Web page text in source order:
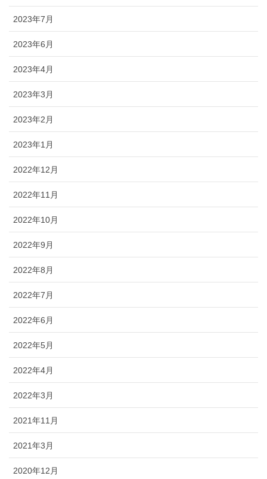
2023年7月
2023年6月
2023年4月
2023年3月
2023年2月
2023年1月
2022年12月
2022年11月
2022年10月
2022年9月
2022年8月
2022年7月
2022年6月
2022年5月
2022年4月
2022年3月
2021年11月
2021年3月
2020年12月